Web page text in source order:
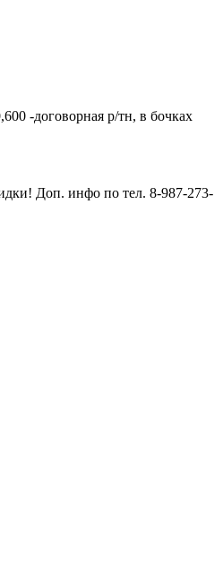
-договорная р/тн, в бочках
Доп. инфо по тел. 8-987-273-